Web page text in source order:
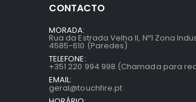
CONTACTO
MORADA:
Rua da Estrada Velha II, Nº1 Zona
4585-610 (Paredes)
TELEFONE:
+351 220 994 998 (Chamada para
EMAIL:
geral@touchfire.pt